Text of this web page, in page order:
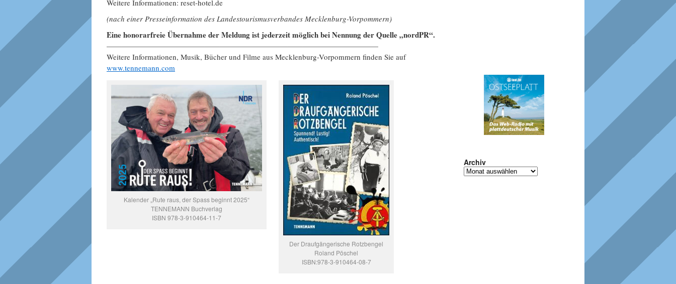
Weitere Informationen: reset-hotel.de
(nach einer Presseinformation des Landestourismusverbandes Mecklenburg-Vorpommern)
Eine honorarfreie Übernahme der Meldung ist jederzeit möglich bei Nennung der Quelle „nordPR“.
————————————————————————————————————
Weitere Informationen, Musik, Bücher und Filme aus Mecklenburg-Vorpommern finden Sie auf
www.tennemann.com
Kalender „Rute raus, der Spass beginnt 2025“
TENNEMANN Buchverlag
ISBN 978-3-910464-11-7
Der Draufgängerische Rotzbengel
Roland Pöschel
ISBN:978-3-910464-08-7
Archiv